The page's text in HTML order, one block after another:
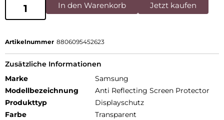
In den Warenkorb Jetzt kaufen
Artikelnummer 8806095452623
Zusätzliche Informationen
Marke
Samsung
Modellbezeichnung
Anti Reflecting Screen Protector
Produkttyp
Displayschutz
Farbe
Transparent